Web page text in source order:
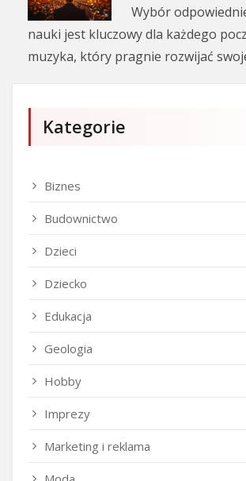
Wybór
nauki jest kluczowy dla każdego
muzyka, który pragnie rozwijać
Kategorie
Biznes
Budownictwo
Dzieci
Dziecko
Edukacja
Geologia
Hobby
Imprezy
Marketing i reklama